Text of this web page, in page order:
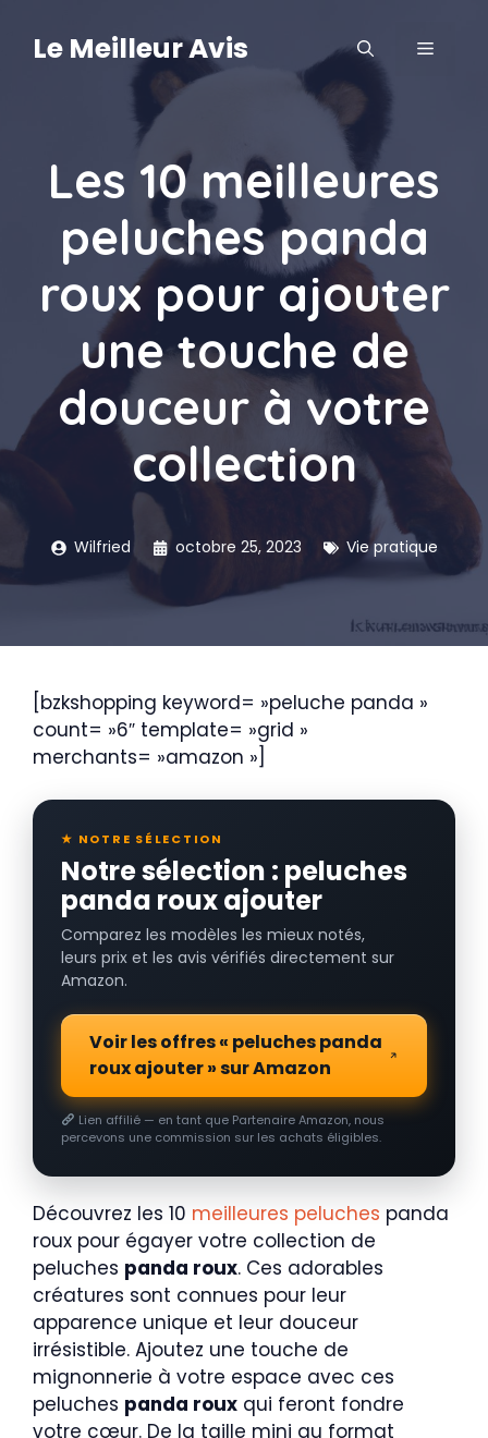
contenu
Le Meilleur Avis MENU
Les 10 meilleures
peluches panda
roux pour ajouter
une touche de
douceur à votre
collection
Wilfried octobre 25, 2023 Vie pratique
[bzkshopping keyword= »peluche panda »
count= »6″ template= »grid »
merchants= »amazon »]
★ NOTRE SÉLECTION
Notre sélection : peluches
panda roux ajouter
Comparez les modèles les mieux notés,
leurs prix et les avis vérifiés directement sur
Amazon.
Voir les offres « peluches panda
roux ajouter » sur Amazon
Lien affilié — en tant que Partenaire Amazon, nous
percevons une commission sur les achats éligibles.
Découvrez les 10 meilleures peluches panda
roux pour égayer votre collection de
peluches panda roux. Ces adorables
créatures sont connues pour leur
apparence unique et leur douceur
irrésistible. Ajoutez une touche de
mignonnerie à votre espace avec ces
peluches panda roux qui feront fondre
votre cœur. De la taille mini au format